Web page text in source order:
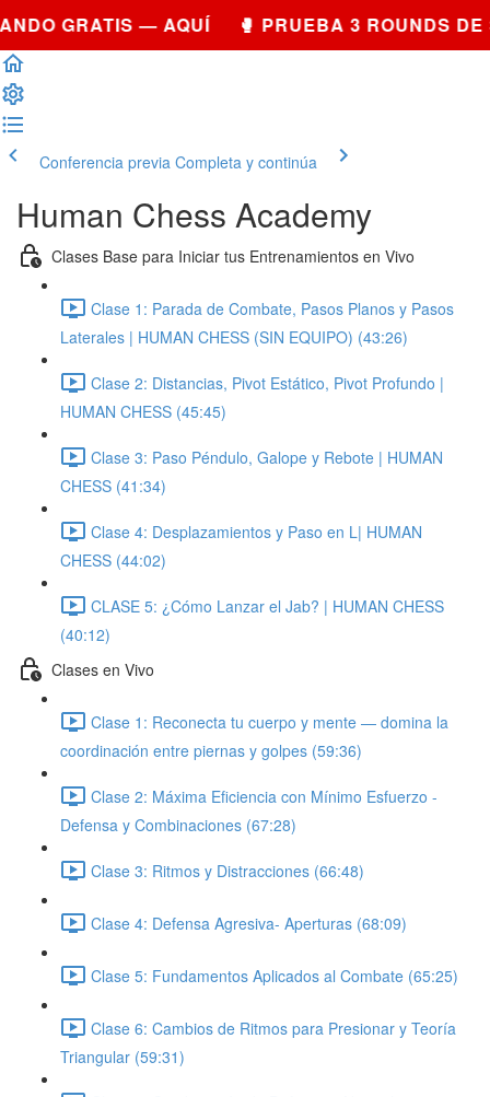
GRATIS — AQUÍ 🥊 PRUEBA 3 ROUNDS
Conferencia previa Completa y continúa
Human Chess Academy
Clases Base para Iniciar tus Entrenamientos en Vivo
Clase 1: Parada de Combate, Pasos Planos y Pasos
Laterales | HUMAN CHESS (SIN EQUIPO) (43:26)
Clase 2: Distancias, Pivot Estático, Pivot Profundo |
HUMAN CHESS (45:45)
Clase 3: Paso Péndulo, Galope y Rebote | HUMAN
CHESS (41:34)
Clase 4: Desplazamientos y Paso en L| HUMAN
CHESS (44:02)
CLASE 5: ¿Cómo Lanzar el Jab? | HUMAN CHESS
(40:12)
Clases en Vivo
Clase 1: Reconecta tu cuerpo y mente — domina la
coordinación entre piernas y golpes (59:36)
Clase 2: Máxima Eficiencia con Mínimo Esfuerzo -
Defensa y Combinaciones (67:28)
Clase 3: Ritmos y Distracciones (66:48)
Clase 4: Defensa Agresiva- Aperturas (68:09)
Clase 5: Fundamentos Aplicados al Combate (65:25)
Clase 6: Cambios de Ritmos para Presionar y Teoría
Triangular (59:31)